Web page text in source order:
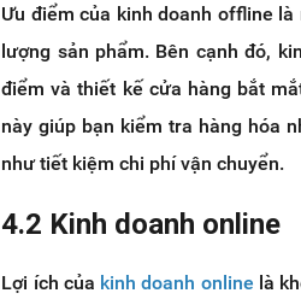
Ưu điểm của kinh doanh offline
lượng sản phẩm. Bên cạnh đó,
điểm và thiết kế cửa hàng bắt
này giúp bạn kiểm tra hàng hóa
như tiết kiệm chi phí vận chuyển.
4.2 Kinh doanh online
Lợi ích của kinh doanh online là